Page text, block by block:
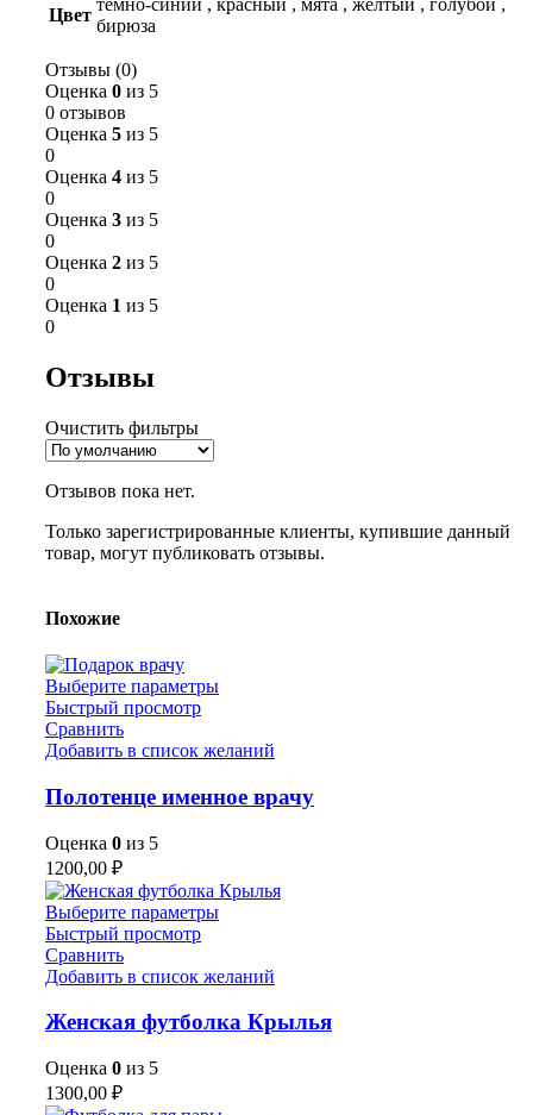
Цвет
бирюза
Отзывы (0)
Оценка 0 из 5
0 отзывов
Оценка 5 из 5
0
Оценка 4 из 5
0
Оценка 3 из 5
0
Оценка 2 из 5
0
Оценка 1 из 5
0
Отзывы
Очистить фильтры
Отзывов пока нет.
Только зарегистрированные клиенты, купившие данный
товар, могут публиковать отзывы.
Похожие
Выберите параметры
Быстрый просмотр
Сравнить
Добавить в список желаний
Полотенце именное врачу
Оценка 0 из 5
1200,00 ₽
Выберите параметры
Быстрый просмотр
Сравнить
Добавить в список желаний
Женская футболка Крылья
Оценка 0 из 5
1300,00 ₽